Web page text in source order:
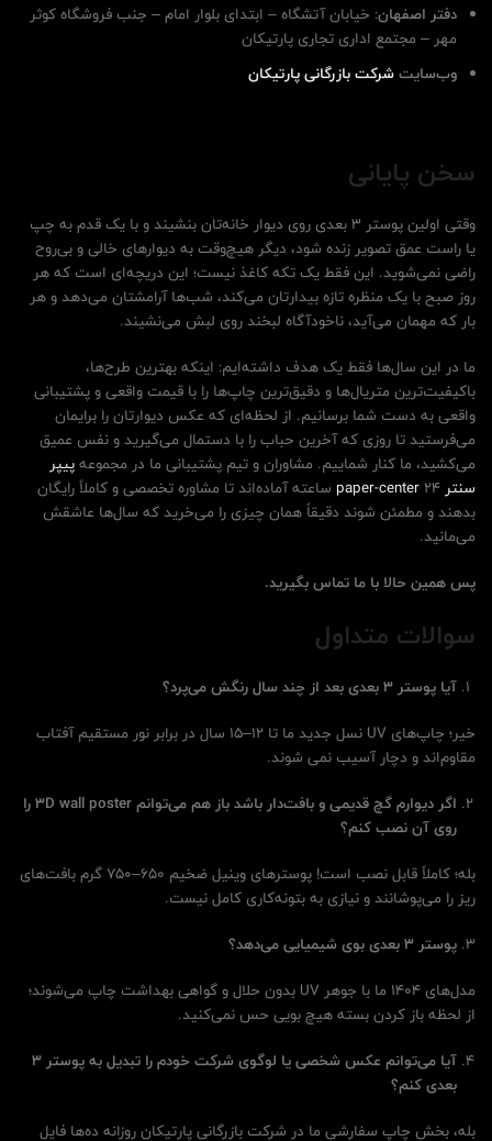
دفتر اصفهان: خیابان آتشگاه – ابتدای بلوار امام – جنب فروشگاه کوثر
مهر – مجتمع اداری تجاری پارتیکان
وب‌سایتشرکت بازرگانی پارتیکان
سخن پایانی
وقتی اولین پوستر 3 بعدی روی دیوار خانه‌تان بنشیند و با یک قدم به چپ
یا راست عمق تصویر زنده شود، دیگر هیچ‌وقت به دیوارهای خالی و بی‌روح
راضی نمی‌شوید. این فقط یک تکه کاغذ نیست؛ این دریچه‌ای است که هر
روز صبح با یک منظره تازه بیدارتان می‌کند، شب‌ها آرامشتان می‌دهد و هر
بار که مهمان می‌آید، ناخودآگاه لبخند روی لبش می‌نشیند.
ما در این سال‌ها فقط یک هدف داشته‌ایم: اینکه بهترین طرح‌ها،
باکیفیت‌ترین متریال‌ها و دقیق‌ترین چاپ‌ها را با قیمت واقعی و پشتیبانی
واقعی به دست شما برسانیم. از لحظه‌ای که عکس دیوارتان را برایمان
می‌فرستید تا روزی که آخرین حباب را با دستمال می‌گیرید و نفس عمیق
می‌کشید، ما کنار شماییم. مشاوران و تیم پشتیبانی ما در مجموعهپیپر
سنتر paper-center
۲۴ ساعته آماده‌اند تا مشاوره تخصصی و کاملاً رایگان
بدهند و مطمئن شوند دقیقاً همان چیزی را می‌خرید که سال‌ها عاشقش
می‌مانید.
پس همین حالا با ما تماس بگیرید.
سوالات متداول
آیا پوستر 3 بعدی بعد از چند سال رنگش می‌پرد؟
خیر؛ چاپ‌های UV نسل جدید ما تا ۱۲–۱۵ سال در برابر نور مستقیم آفتاب
مقاوم‌اند و دچار آسیب نمی شوند.
اگر دیوارم گچ قدیمی و بافت‌دار باشد باز هم می‌توانم 3D wall poster را
روی آن نصب کنم؟
بله؛ کاملاً قابل نصب است! پوسترهای وینیل ضخیم ۶۵۰–۷۵۰ گرم بافت‌های
ریز را می‌پوشانند و نیازی به بتونه‌کاری کامل نیست.
پوستر 3 بعدی بوی شیمیایی می‌دهد؟
مدل‌های ۱۴۰۴ ما با جوهر UV بدون حلال و گواهی بهداشت چاپ می‌شوند؛
از لحظه باز کردن بسته هیچ بویی حس نمی‌کنید.
آیا می‌توانم عکس شخصی یا لوگوی شرکت خودم را تبدیل به پوستر 3
بعدی کنم؟
بله، بخش چاپ سفارشی ما در شرکت بازرگانی پارتیکان روزانه ده‌ها فایل